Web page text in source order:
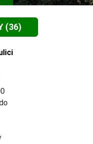
(36)